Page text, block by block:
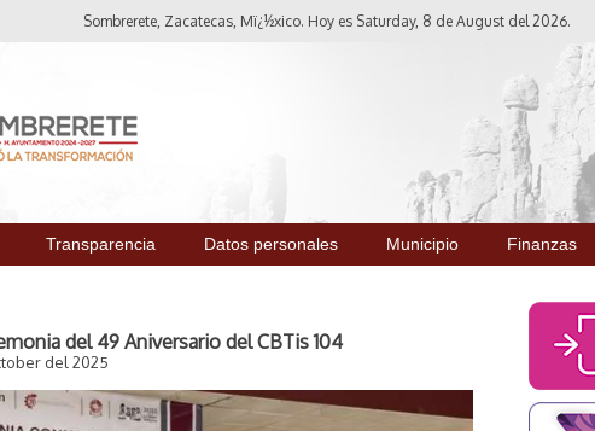
Sombrerete, Zacatecas, Mï¿½xico. Hoy es Saturday, 8 de August del 2026.
Transparencia Datos personales Municipio Finanzas
del 49 Aniversario del CBTis 104
del 2025